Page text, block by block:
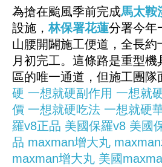
為搶在颱風季前完成馬太鞍
設施，林保署花蓮分署今年
山腰開闢施工便道，全長約
月初完工。這條路是重型
區的唯一通道，但施工團隊
硬 一想就硬副作用 一想就
價 一想就硬吃法 一想就硬
羅v8正品 美國保羅v8 美國
品 maxman增大丸
maxman增大丸 美國